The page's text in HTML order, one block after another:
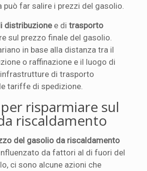
può far salire i prezzi del gasolio.
distribuzionee ditrasporto
sul prezzo finale del gasolio.
in base alla distanza tra il
o raffinazione e il luogo di
di trasporto
tariffe di spedizione.
risparmiare sul
riscaldamento
del gasolio da riscaldamento
da fattori al di fuori del
ci sono alcune azioni che